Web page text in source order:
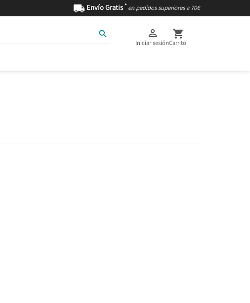
 Envío Gratis * en pedidos superiores a 70€
 
Iniciar sesión

Carrito